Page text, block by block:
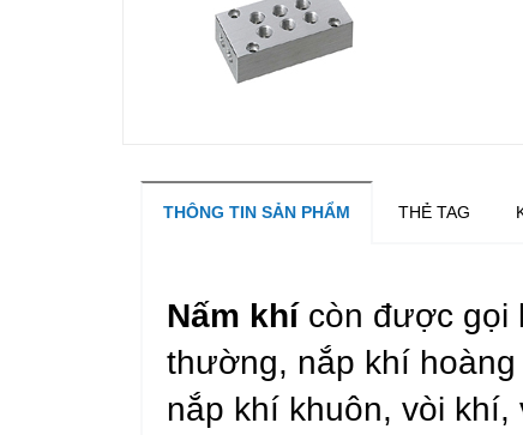
THÔNG TIN SẢN PHẨM THẺ TAG
Nấm khícòn được gọi
thường, nắp khí hoàng
nắp khí khuôn, vòi khí,